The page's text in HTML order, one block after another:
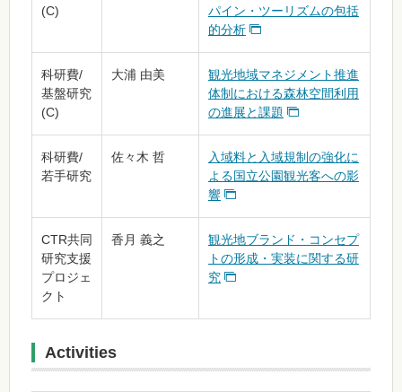
(C)
パイン・ツーリズムの包括
的分析
科研費/
基盤研究
(C)
大浦 由美
観光地域マネジメント推進
体制における森林空間利用
の進展と課題
科研費/
若手研究
佐々木 哲
入域料と入域規制の強化に
よる国立公園観光客への影
響
CTR共同
研究支援
プロジェ
クト
香月 義之
観光地ブランド・コンセプ
トの形成・実装に関する研
究
Activities